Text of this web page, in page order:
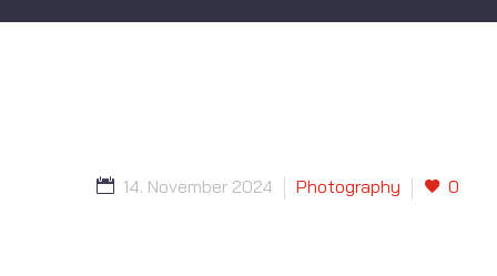
14. November 2024 Photography 0